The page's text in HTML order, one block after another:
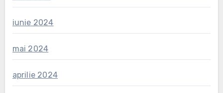
iunie 2024
mai 2024
aprilie 2024